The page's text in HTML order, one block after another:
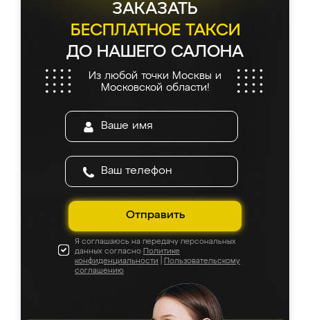
ЗАКАЗАТЬ
БЕСПЛАТНОЕ ТАКСИ
ДО НАШЕГО САЛОНА
Из любой точки Москвы и
Московской области!
Отправить
Я соглашаюсь на передачу персональных
данных согласно Политике
конфиденциальности
Пользовательскому
соглашению